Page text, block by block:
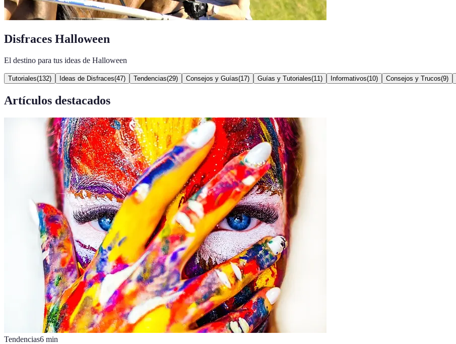
Disfraces Halloween
El destino para tus ideas de Halloween
Tutoriales(132) Ideas de Disfraces(47) Tendencias(29) Consejos y Guías(17) Guías y Tutoriales(11 ) Informativos(10) Consejos y Trucos(9)
Artículos destacados
Tendencias6 min